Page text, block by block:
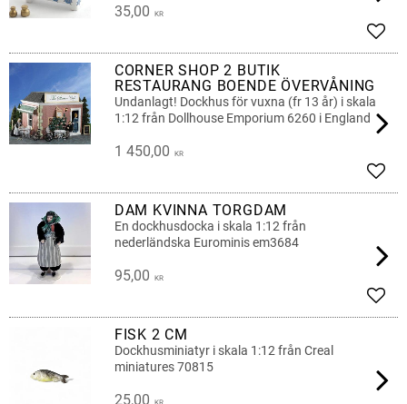
35,00 KR
Add
CORNER SHOP 2 BUTIK
RESTAURANG BOENDE ÖVERVÅNING
Undanlagt! Dockhus för vuxna (fr 13 år) i skala
1:12 från Dollhouse Emporium 6260 i England
1 450,00 KR
Add
DAM KVINNA TORGDAM
En dockhusdocka i skala 1:12 från
nederländska Eurominis em3684
95,00 KR
Add
FISK 2 CM
Dockhusminiatyr i skala 1:12 från Creal
miniatures 70815
25,00 KR